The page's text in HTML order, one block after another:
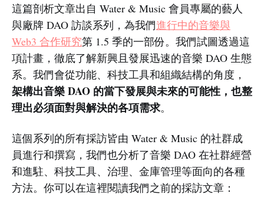
這篇剖析文章出自 Water & Music 會員專屬的藝人
與廠牌 DAO 訪談系列，為我們進行中的音樂與
Web3 合作研究第 1.5 季的一部份。我們試圖透過這
項計畫，徹底了解新興且發展迅速的音樂 DAO 生態
系。我們會從功能、科技工具和組織結構的角度，
架構出音樂 DAO 的當下發展與未來的可能性，也整
理出必須面對與解決的各項需求。
這個系列的所有採訪皆由 Water & Music 的社群成
員進行和撰寫，我們也分析了音樂 DAO 在社群經營
和進駐、科技工具、治理、金庫管理等面向的各種
方法。你可以在這裡閱讀我們之前的採訪文章：